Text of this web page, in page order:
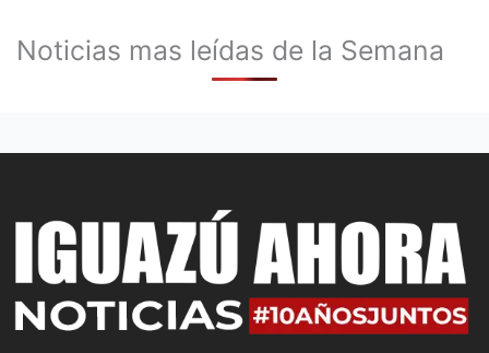
Noticias mas leídas de la Semana